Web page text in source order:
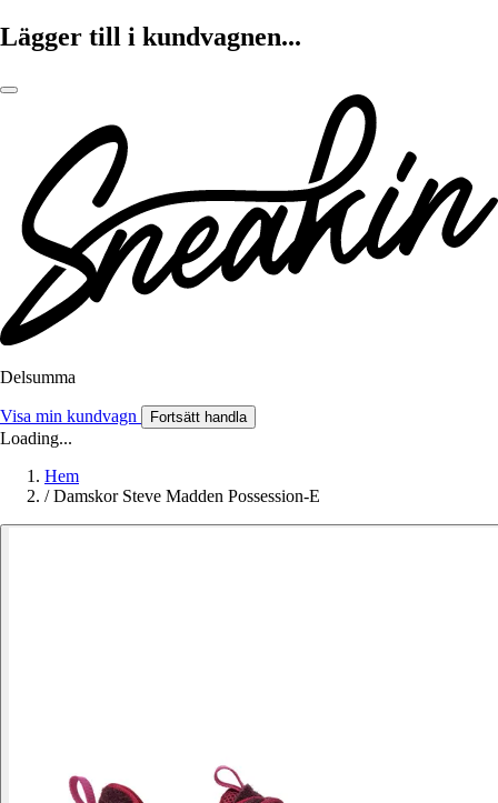
Lägger till i kundvagnen...
Delsumma
Visa min kundvagn Fortsätt handla
Loading...
Hem
/ Damskor Steve Madden Possession-E